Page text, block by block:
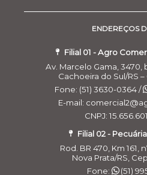
ENDEREÇOS
Filial 01 - Agro
Av. Marcelo Gama, 3470,
Cachoeira do Sul/RS
Fone: (51) 3630-0364 /
E-mail:
CNPJ:
Filial 02 -
Rod. BR 470, Km 161,
Nova Prata/RS,
Fone:
(51)